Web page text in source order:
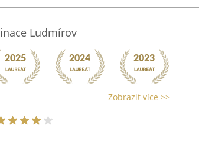
Ludmírov
Zobrazit více >>